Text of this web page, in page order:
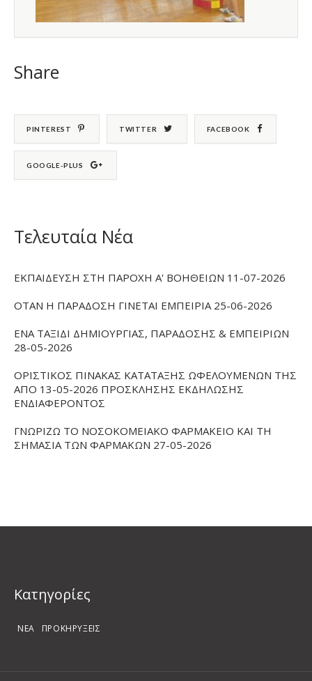
Share
PINTEREST TWITTER FACEBOOK
GOOGLE-PLUS
Τελευταία Νέα
ΕΚΠΑΙΔΕΥΣΗ ΣΤΗ ΠΑΡΟΧΗ Α' ΒΟΗΘΕΙΩΝ 11-07-2026
ΟΤΑΝ Η ΠΑΡΑΔΟΣΗ ΓΙΝΕΤΑΙ ΕΜΠΕΙΡΙΑ 25-06-2026
ΕΝΑ ΤΑΞΙΔΙ ΔΗΜΙΟΥΡΓΙΑΣ, ΠΑΡΑΔΟΣΗΣ & ΕΜΠΕΙΡΙΩΝ
28-05-2026
ΟΡΙΣΤΙΚΟΣ ΠΙΝΑΚΑΣ ΚΑΤΑΤΑΞΗΣ ΩΦΕΛΟΥΜΕΝΩΝ ΤΗΣ
ΑΠΟ 13-05-2026 ΠΡΟΣΚΛΗΣΗΣ ΕΚΔΗΛΩΣΗΣ
ΕΝΔΙΑΦΕΡΟΝΤΟΣ
ΓΝΩΡΙΖΩ ΤΟ ΝΟΣΟΚΟΜΕΙΑΚΟ ΦΑΡΜΑΚΕΙΟ ΚΑΙ ΤΗ
ΣΗΜΑΣΙΑ ΤΩΝ ΦΑΡΜΑΚΩΝ 27-05-2026
Kατηγορίες
ΝΕΑ ΠΡΟΚΗΡΥΞΕΙΣ